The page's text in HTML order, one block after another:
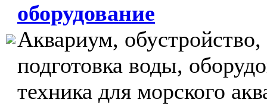
оборудование
Аквариум, обустройство,
подготовка воды,
техника для морского